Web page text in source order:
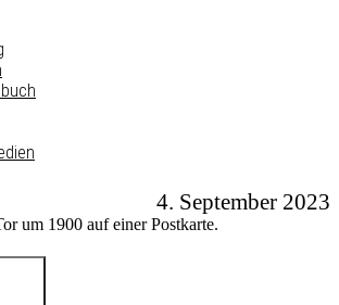
4. September 2023